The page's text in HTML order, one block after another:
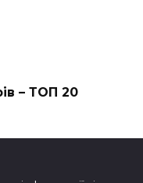
– ТОП 20